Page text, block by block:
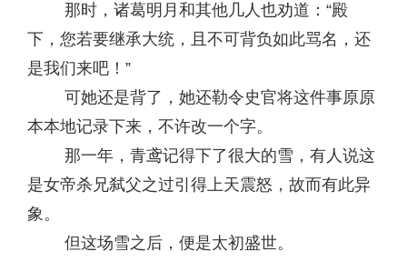
那时，诸葛明月和其他几人也劝道：“殿
下，您若要继承大统，且不可背负如此骂名，还
是我们来吧！”
可她还是背了，她还勒令史官将这件事原原
本本地记录下来，不许改一个字。
那一年，青鸢记得下了很大的雪，有人说这
是女帝杀兄弑父之过引得上天震怒，故而有此异
象。
但这场雪之后，便是太初盛世。